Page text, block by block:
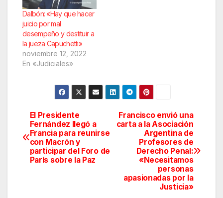
Dalbón: «Hay que hacer
juicio por mal
desempeño y destituir a
la jueza Capuchetti»
noviembre 12, 2022
En «Judiciales»
Navegación
de
entradas
Francisco envió una
carta a la Asociación
Argentina de
Profesores de
Derecho Penal:
«Necesitamos
personas
apasionadas por la
Justicia»
El Presidente
Fernández llegó a
Francia para reunirse
con Macrón y
participar del Foro de
París sobre la Paz